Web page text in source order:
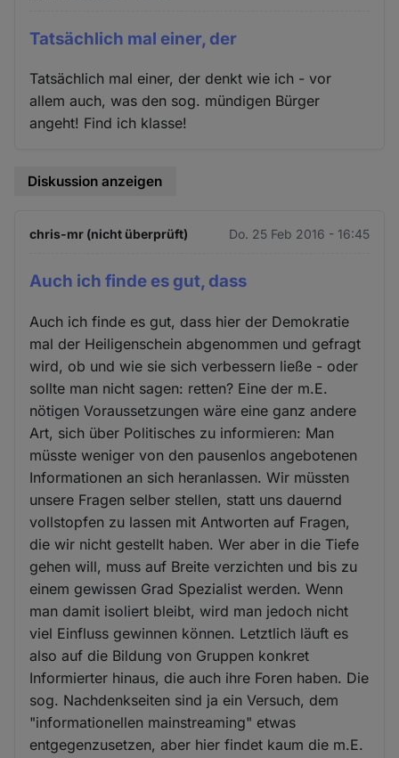
Tatsächlich mal einer, der
Tatsächlich mal einer, der denkt wie ich - vor
allem auch, was den sog. mündigen Bürger
angeht! Find ich klasse!
Diskussion anzeigen
chris-mr (nicht überprüft) Do. 25 Feb 2016 - 16:45
Auch ich finde es gut, dass
Auch ich finde es gut, dass hier der Demokratie
mal der Heiligenschein abgenommen und gefragt
wird, ob und wie sie sich verbessern ließe - oder
sollte man nicht sagen: retten? Eine der m.E.
nötigen Voraussetzungen wäre eine ganz andere
Art, sich über Politisches zu informieren: Man
müsste weniger von den pausenlos angebotenen
Informationen an sich heranlassen. Wir müssten
unsere Fragen selber stellen, statt uns dauernd
vollstopfen zu lassen mit Antworten auf Fragen,
die wir nicht gestellt haben. Wer aber in die Tiefe
gehen will, muss auf Breite verzichten und bis zu
einem gewissen Grad Spezialist werden. Wenn
man damit isoliert bleibt, wird man jedoch nicht
viel Einfluss gewinnen können. Letztlich läuft es
also auf die Bildung von Gruppen konkret
Informierter hinaus, die auch ihre Foren haben. Die
sog. Nachdenkseiten sind ja ein Versuch, dem
"informationellen mainstreaming" etwas
entgegenzusetzen, aber hier findet kaum die m.E.